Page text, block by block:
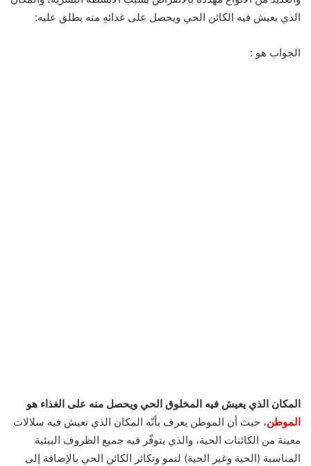
الذي يعيش فيه الكائن الحي ويحصل على غذائهِ منه يطلق عليه:
الجواب هو :
المكان الذي يعيش فيه المخلوق الحي ويحصل منه على الغذاء هو
الموطن، حيث أن الموطن يعرف بأنّه المكان الذي تعيش فيه سلالات
معينة من الكائنات الحية، والذي يتوفّر فيه جميع الظروف البيئية
المناسبة (الحية وغير الحية) لنمو وتكاثر الكائن الحي بالإضافة إلى